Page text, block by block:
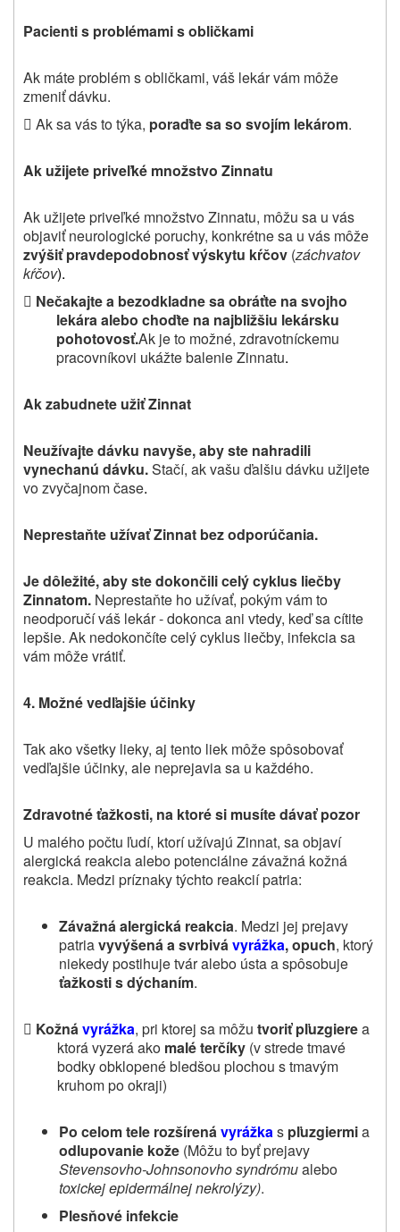
Pacienti s problémami s obličkami
Ak máte problém s obličkami, váš lekár vám môže
zmeniť dávku.
 Ak sa vás to týka, poraďte sa so svojím lekárom.
Ak užijete priveľké množstvo Zinnatu
Ak užijete priveľké množstvo Zinnatu, môžu sa u vás
objaviť neurologické poruchy, konkrétne sa u vás môže
zvýšiť pravdepodobnosť výskytu kŕčov (záchvatov
kŕčov).
 Nečakajte a bezodkladne sa obráťte na svojho
lekára alebo choďte na najbližšiu lekársku
pohotovosť.Ak je to možné, zdravotníckemu
pracovníkovi ukážte balenie Zinnatu.
Ak zabudnete užiť Zinnat
Neužívajte dávku navyše, aby ste nahradili
vynechanú dávku.Stačí, ak vašu ďalšiu dávku užijete
vo zvyčajnom čase.
Neprestaňte užívať Zinnat bez odporúčania.
Je dôležité, aby ste dokončili celý cyklus liečby
Zinnatom. Neprestaňte ho užívať, pokým vám to
neodporučí váš lekár‑ dokonca ani vtedy, keď sa cítite
lepšie. Ak nedokončíte celý cyklus liečby, infekcia sa
vám môže vrátiť.
4. Možné vedľajšie účinky
Tak ako všetky lieky, aj tento liek môže spôsobovať
vedľajšie účinky, ale neprejavia sa u každého.
Zdravotné ťažkosti, na ktoré si musíte dávať pozor
U malého počtu ľudí, ktorí užívajú Zinnat, sa objaví
alergická reakcia alebo potenciálne závažná kožná
reakcia. Medzi príznaky týchto reakcií patria:
Závažná alergická reakcia. Medzi jej prejavy
patriavyvýšená a svrbivá vyrážka, opuch, ktorý
niekedy postihuje tvár alebo ústa a spôsobuje
ťažkosti s dýchaním.
 Kožná vyrážka, pri ktorej sa môžu tvoriť pľuzgierea
ktorá vyzerá ako maléterčíky(v strede tmavé
bodky obklopené bledšou plochou s tmavým
kruhom po okraji)
Po celom tele rozšírená vyrážka s pľuzgiermia
odlupovanie kože (Môžu to byť prejavy
Stevensovho‑Johnsonovho syndrómualebo
toxickej epidermálnej nekrolýzy).
Plesňové infekcie